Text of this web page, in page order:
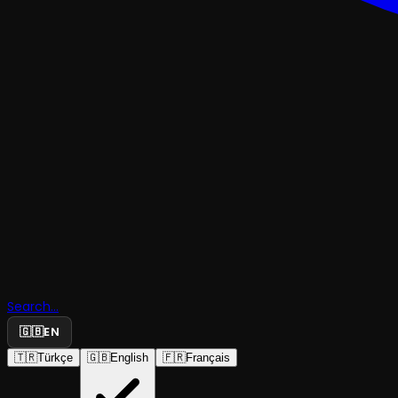
Search...
🇬🇧EN
🇹🇷Türkçe 🇬🇧English 🇫🇷Français
Musical